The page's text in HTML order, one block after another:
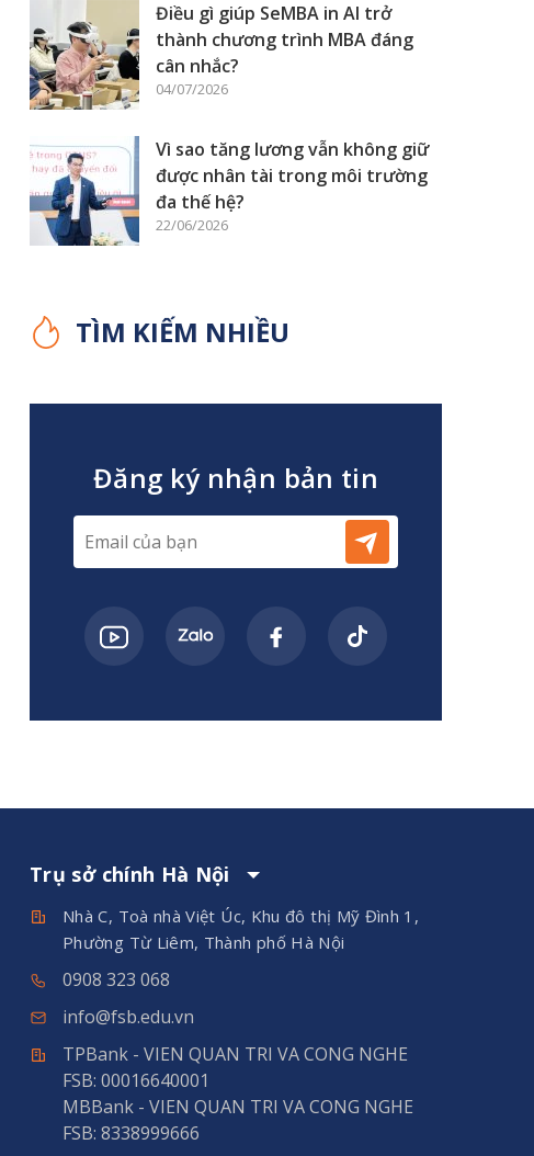
Điều gì giúp SeMBA in AI trở
thành chương trình MBA đáng
cân nhắc?
04/07/2026
Vì sao tăng lương vẫn không giữ
được nhân tài trong môi trường
đa thế hệ?
22/06/2026
TÌM KIẾM NHIỀU
Đăng ký nhận bản tin
Trụ sở chính Hà Nội
Nhà C, Toà nhà Việt Úc, Khu đô thị Mỹ Đình 1,
Phường Từ Liêm, Thành phố Hà Nội
0908 323 068
info@fsb.edu.vn
TPBank - VIEN QUAN TRI VA CONG NGHE
FSB: 00016640001
MBBank - VIEN QUAN TRI VA CONG NGHE
FSB: 8338999666